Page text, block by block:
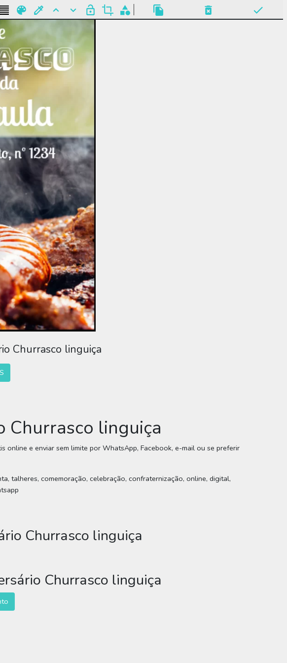
Churrasco linguiça
Churrasco linguiça
e enviar sem limite por WhatsApp, Facebook, e-mail ou se preferir
talheres, comemoração, celebração, confraternização, online, digital,
Churrasco linguiça
Churrasco linguiça